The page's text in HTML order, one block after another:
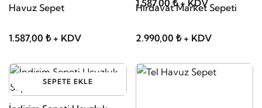
1.587,00 ₺ + KDV
Havuz Sepet
1.587,00 ₺ + KDV
Hırdavat Market Sepeti
2.990,00 ₺ + KDV
SEPETE EKLE